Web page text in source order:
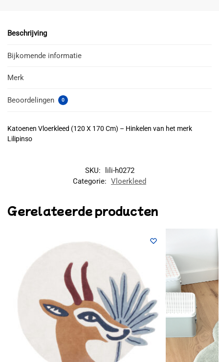
Beschrijving
Bijkomende informatie
Merk
Beoordelingen 0
Katoenen Vloerkleed (120 X 170 Cm) – Hinkelen van het merk
Lilipinso
SKU:
lili-h0272
Categorie: Vloerkleed
Gerelateerde producten